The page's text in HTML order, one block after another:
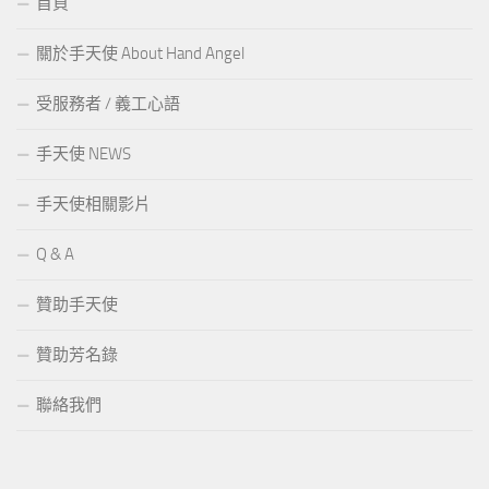
關於手天使 About Hand Angel
受服務者 / 義工心語
手天使 NEWS
手天使相關影片
Q & A
贊助手天使
贊助芳名錄
聯絡我們